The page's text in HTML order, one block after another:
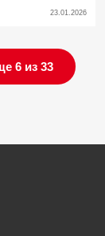
23.01.2026
6 из 33